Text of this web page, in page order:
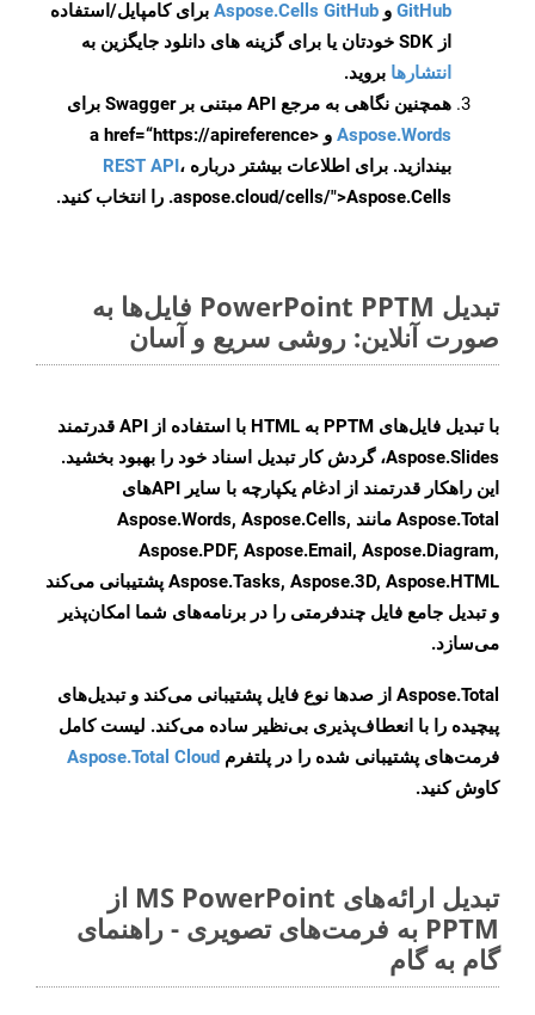
GitHub و Aspose.Cells GitHub برای کامپایل/استفاده
از SDK خودتان یا برای گزینه های دانلود جایگزین به
انتشارها بروید.
همچنین نگاهی به مرجع API مبتنی بر Swagger برای
Aspose.Words
و <a href=“https://apireference
بیندازید. برای اطلاعات بیشتر درباره REST API،
.aspose.cloud/cells/">Aspose.Cells را انتخاب کنید.
تبدیل PowerPoint PPTM فایل‌ها به
صورت آنلاین: روشی سریع و آسان
با تبدیل فایل‌های PPTM به HTML با استفاده از API قدرتمند
Aspose.Slides، گردش کار تبدیل اسناد خود را بهبود بخشید.
این راهکار قدرتمند از ادغام یکپارچه با سایر APIهای
Aspose.Total مانند Aspose.Words, Aspose.Cells,
Aspose.PDF, Aspose.Email, Aspose.Diagram,
Aspose.Tasks, Aspose.3D, Aspose.HTML پشتیبانی می‌کند
و تبدیل جامع فایل چندفرمتی را در برنامه‌های شما امکان‌پذیر
می‌سازد.
Aspose.Total از صدها نوع فایل پشتیبانی می‌کند و تبدیل‌های
پیچیده را با انعطاف‌پذیری بی‌نظیر ساده می‌کند. لیست کامل
فرمت‌های پشتیبانی شده را در پلتفرم Aspose.Total Cloud
کاوش کنید.
تبدیل ارائه‌های MS PowerPoint از
PPTM به فرمت‌های تصویری - راهنمای
گام به گام